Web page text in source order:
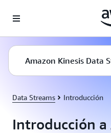
Amazon Kinesis Data
Data Streams Introducción
Introducción a